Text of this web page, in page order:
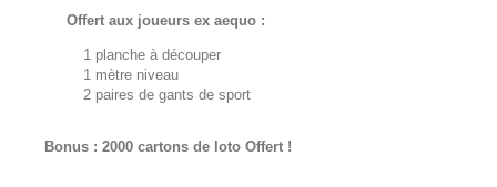
Offert aux joueurs ex aequo :
1 planche à découper
1 mètre niveau
2 paires de gants de sport
Bonus : 2000 cartons de loto Offert !